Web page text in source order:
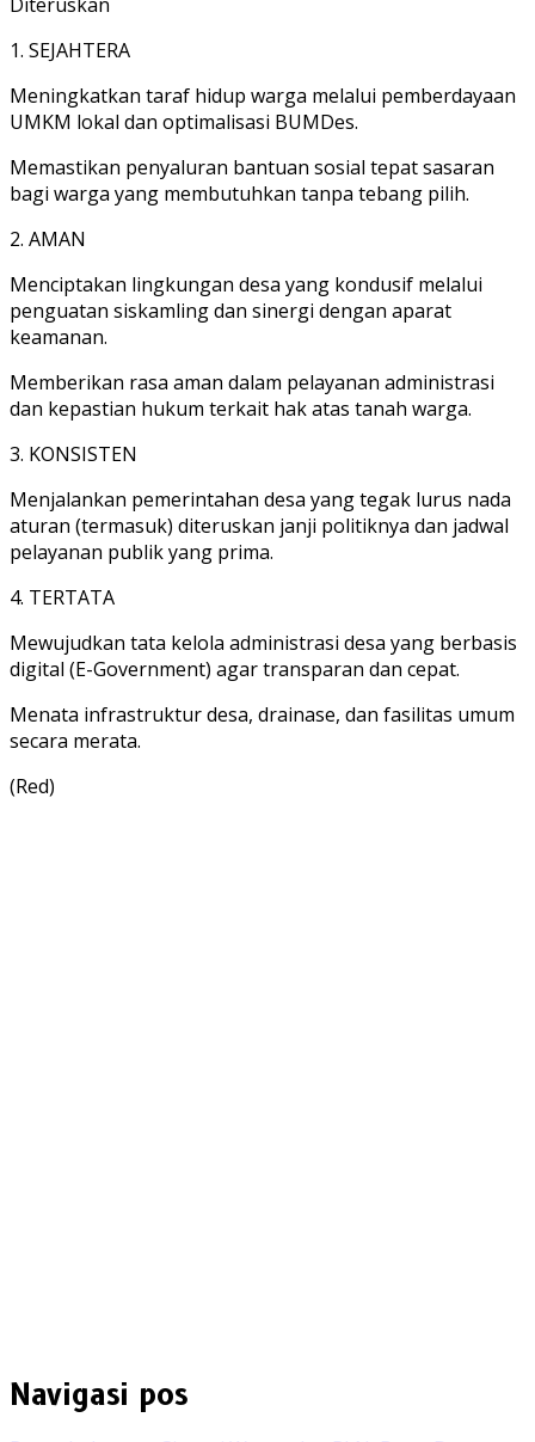
1. SEJAHTERA
Meningkatkan taraf hidup warga melalui pemberdayaan
UMKM lokal dan optimalisasi BUMDes.
Memastikan penyaluran bantuan sosial tepat sasaran
bagi warga yang membutuhkan tanpa tebang pilih.
2. AMAN
Menciptakan lingkungan desa yang kondusif melalui
penguatan siskamling dan sinergi dengan aparat
keamanan.
Memberikan rasa aman dalam pelayanan administrasi
dan kepastian hukum terkait hak atas tanah warga.
3. KONSISTEN
Menjalankan pemerintahan desa yang tegak lurus nada
aturan (termasuk) diteruskan janji politiknya dan jadwal
pelayanan publik yang prima.
4. TERTATA
Mewujudkan tata kelola administrasi desa yang berbasis
digital (E-Government) agar transparan dan cepat.
Menata infrastruktur desa, drainase, dan fasilitas umum
secara merata.
(Red)
Navigasi pos